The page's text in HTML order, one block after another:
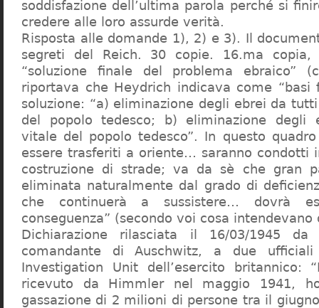
soddisfazione dell’ultima parola perché si
credere alle loro assurde verità.
Risposta alle domande 1), 2) e 3). Il
segreti del Reich. 30 copie. 16.ma copia,
“soluzione finale del problema ebraico”
riportava che Heydrich indicava come “basi
soluzione: “a) eliminazione degli ebrei da
del popolo tedesco; b) eliminazione degli
vitale del popolo tedesco”. In questo
essere trasferiti a oriente… saranno condotti
costruzione di strade; va da sè che gran
eliminata naturalmente dal grado di
che continuerà a sussistere… dovrà
conseguenza” (secondo voi cosa intendevano
Dichiarazione rilasciata il 16/03/1945
comandante di Auschwitz, a due
Investigation Unit dell’esercito britannico:
ricevuto da Himmler nel maggio 1941,
gassazione di 2 milioni di persone tra il